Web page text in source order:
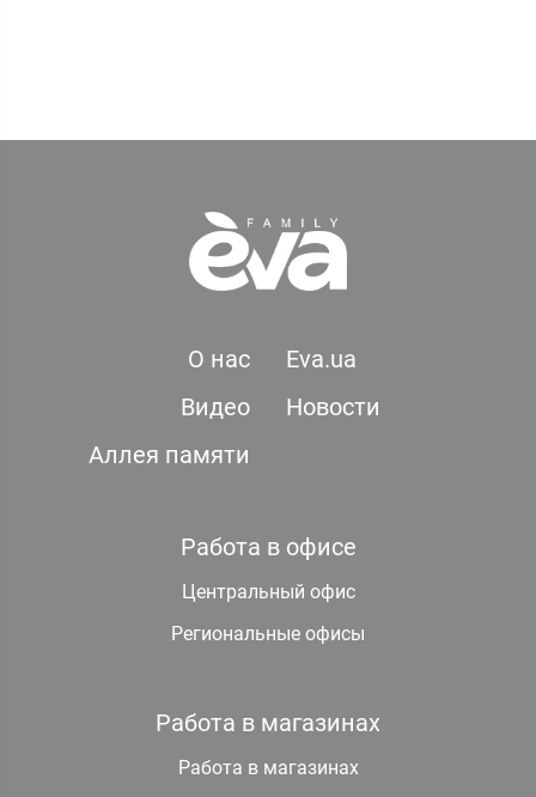
О нас
Eva.ua
Видео
Новости
Аллея памяти
Работа в офисе
Центральный офис
Региональные офисы
Работа в магазинах
Работа в магазинах